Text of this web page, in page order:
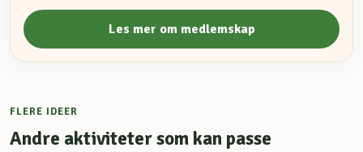
Les mer om medlemskap
FLERE IDEER
Andre aktiviteter som kan passe